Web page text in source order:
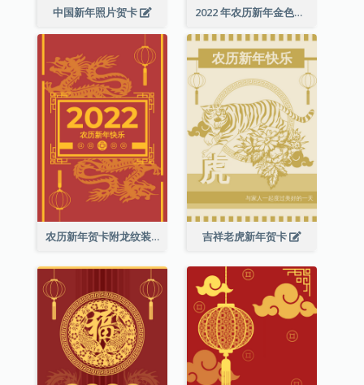
中国新年照片贺卡 2022 年农历新年金色贺卡
农历新年贺卡附龙纹装饰 吉祥老虎新年贺卡